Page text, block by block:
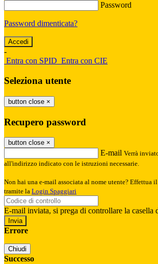
Password
Password dimenticata?
-
Entra con SPID Entra con CIE
Seleziona utente
button close ×
Recupero password
button close ×
E-mail Verrà
all'indirizzo indicato con le istruzioni necessarie.
Non hai una e-mail associata al nome utente? Effettua
tramite la Login Spaggiari
E-mail inviata, si prega di controllare la casella
Errore
Chiudi
Successo